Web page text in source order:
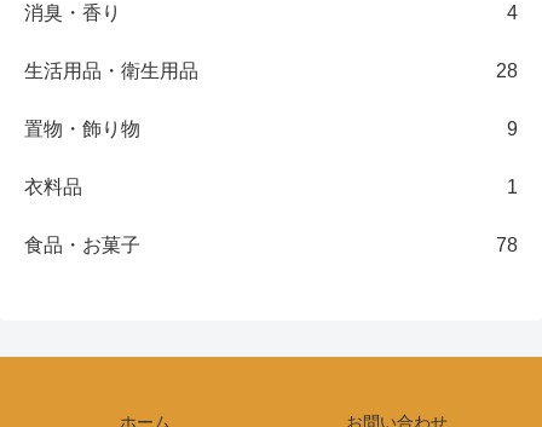
消臭・香り 4
生活用品・衛生用品 28
置物・飾り物 9
衣料品 1
食品・お菓子 78
ホーム お問い合わせ